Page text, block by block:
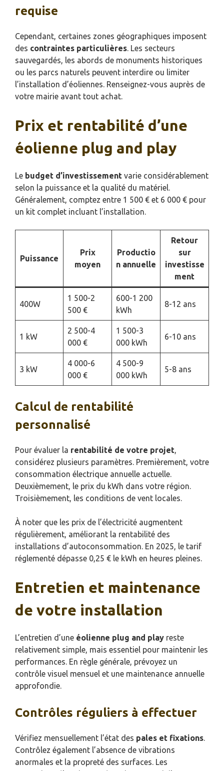
requise
Cependant, certaines zones géographiques imposent
des contraintes particulières . Les secteurs
sauvegardés, les abords de monuments historiques
ou les parcs naturels peuvent interdire ou limiter
l’installation d’éoliennes. Renseignez-vous auprès de
votre mairie avant tout achat.
Prix et rentabilité d’une
éolienne plug and play
Le budget d’investissement varie considérablement
selon la puissance et la qualité du matériel.
Généralement, comptez entre 1 500 € et 6 000 € pour
un kit complet incluant l’installation.
Puissance
Prix
moyen
Productio
n annuelle
Retour
sur
investisse
ment
400W
1 500-2
500 €
600-1 200
kWh
8-12 ans
1 kW
2 500-4
000 €
1 500-3
000 kWh
6-10 ans
3 kW
4 000-6
000 €
4 500-9
000 kWh
5-8 ans
Calcul de rentabilité
personnalisé
Pour évaluer la rentabilité de votre projet
considérez plusieurs paramètres. Premièrement, votre
consommation électrique annuelle actuelle.
Deuxièmement, le prix du kWh dans votre région.
Troisièmement, les conditions de vent locales.
À noter que les prix de l’électricité augmentent
régulièrement, améliorant la rentabilité des
installations d’autoconsommation. En 2025, le tarif
réglementé dépasse 0,25 € le kWh en heures pleines.
Entretien et maintenance
de votre installation
L’entretien d’une éolienne plug and play reste
relativement simple, mais essentiel pour maintenir les
performances. En règle générale, prévoyez un
contrôle visuel mensuel et une maintenance annuelle
approfondie.
Contrôles réguliers à effectuer
Vérifiez mensuellement l’état des pales et fixations
Contrôlez également l’absence de vibrations
anormales et la propreté des surfaces. Les